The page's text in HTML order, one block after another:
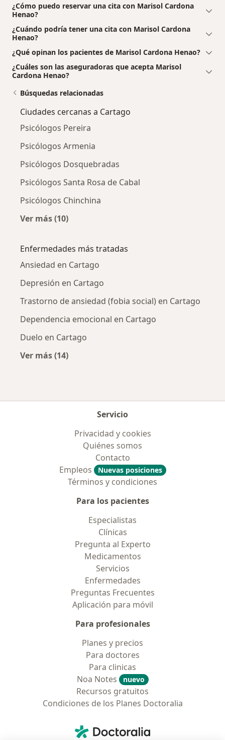
¿Cómo puedo reservar una cita con Marisol Cardona
Henao?
¿Cuándo podría tener una cita con Marisol Cardona
Henao?
¿Qué opinan los pacientes de Marisol Cardona Henao?
¿Cuáles son las aseguradoras que acepta Marisol
Cardona Henao?
Búsquedas relacionadas
Ciudades cercanas a Cartago
Psicólogos Pereira
Psicólogos Armenia
Psicólogos Dosquebradas
Psicólogos Santa Rosa de Cabal
Psicólogos Chinchina
Ver más (10)
Enfermedades más tratadas
Ansiedad en Cartago
Depresión en Cartago
Trastorno de ansiedad (fobia social) en Cartago
Dependencia emocional en Cartago
Duelo en Cartago
Ver más (14)
Servicio
Privacidad y cookies
Quiénes somos
Contacto
Empleos
Nuevas posiciones
Términos y condiciones
Para los pacientes
Especialistas
Clínicas
Pregunta al Experto
Medicamentos
Servicios
Enfermedades
Preguntas Frecuentes
Aplicación para móvil
Para profesionales
Planes y precios
Para doctores
Para clinicas
Noa Notes
nuevo
Recursos gratuitos
Condiciones de los Planes Doctoralia
Doctoralia - Página de inicio